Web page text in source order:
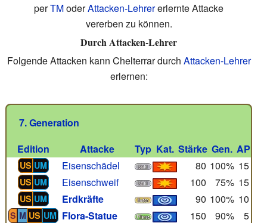
perTModerAttacken-Lehrererlernte Attacke
vererben zu können.
Durch Attacken-Lehrer
Folgende Attacken kann Chelterrar durch Attacken-Lehrer
erlernen:
7. Generation
Edition
Attacke Typ Kat. Stärke Gen. AP
US UM Eisenschädel 80 100% 15
US UM Eisenschweif 100 75% 15
US UM Erdkräfte 90 100% 10
S M US UM Flora-Statue 150 90% 5